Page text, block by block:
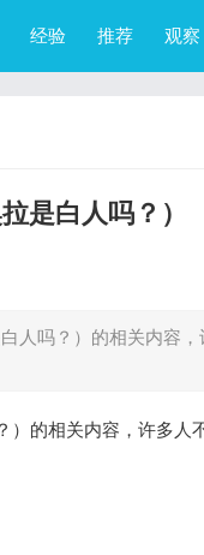
经验 推荐 观察
是白人吗？）
人吗？）的相关内容
的相关内容，许多人